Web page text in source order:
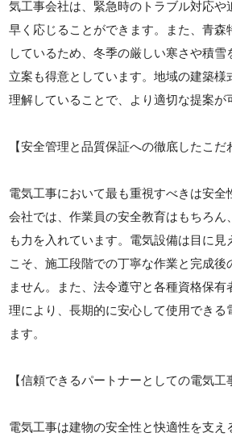
気工事会社は、緊急時のトラブル対応や
早く応じることができます。また、青森
しているため、冬季の厳しい寒さや積
立案も得意としています。地域の建築様
理解していることで、より適切な提案が
【安全管理と品質保証への徹底したこだ
電気工事において最も重視すべきは安全
会社では、作業員の安全教育はもちろん
も力を入れています。電気設備は目に見
こそ、施工段階での丁寧な作業と完成後
ません。また、法令遵守と各種資格保有
理により、長期的に安心して使用できる
ます。
【信頼できるパートナーとしての電気工
電気工事は建物の安全性と快適性を支え